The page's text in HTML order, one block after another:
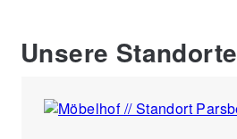
Unsere Standorte